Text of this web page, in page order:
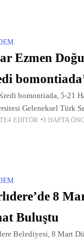
Ezmen
bomontiada, 5-21
Geleneksel Türk
Üyesi olarak görev
EDITÖR 3 HAFTA
8
Buluştu
Belediyesi, 8 Mart